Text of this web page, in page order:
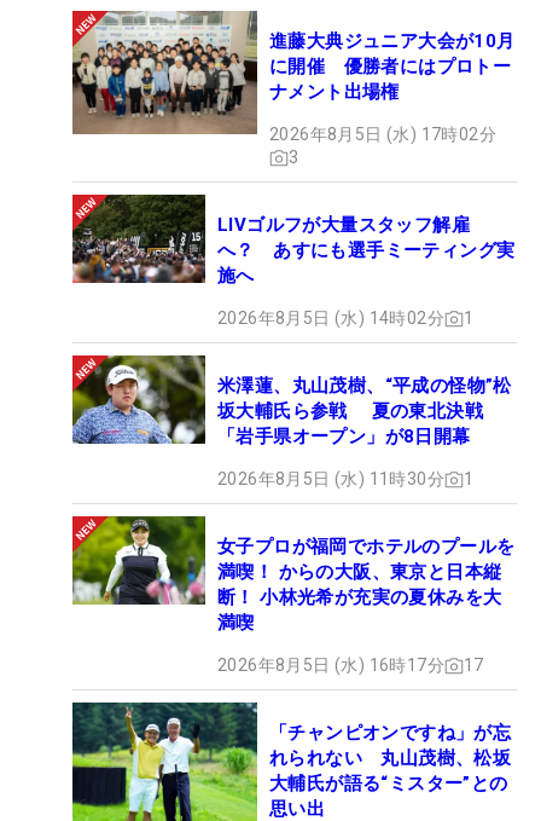
進藤大典ジュニア大会が10月
に開催 優勝者にはプロトー
ナメント出場権
2026年8月5日 (水) 17時02分
3
LIVゴルフが大量スタッフ解雇
へ？ あすにも選手ミーティング実
施へ
2026年8月5日 (水) 14時02分 1
米澤蓮、丸山茂樹、“平成の怪物”松
坂大輔氏ら参戦 夏の東北決戦
「岩手県オープン」が8日開幕
2026年8月5日 (水) 11時30分 1
女子プロが福岡でホテルのプールを
満喫！ からの大阪、東京と日本縦
断！ 小林光希が充実の夏休みを大
満喫
2026年8月5日 (水) 16時17分 17
「チャンピオンですね」が忘
れられない 丸山茂樹、松坂
大輔氏が語る“ミスター”との
思い出